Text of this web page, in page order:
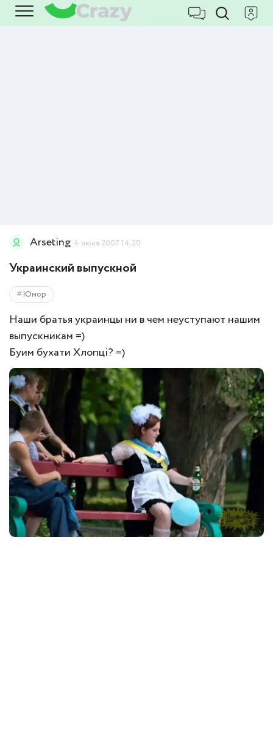
Arseting 4 июня 2007 14:20
Украинский выпускной
Юмор
Наши братья украинцы ни в чем неуступают нашим
выпускникам =)
Буим бухати Хлопцi? =)